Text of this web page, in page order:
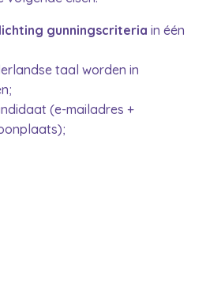
gunningscriteria in één
taal worden in
(e-mailadres +